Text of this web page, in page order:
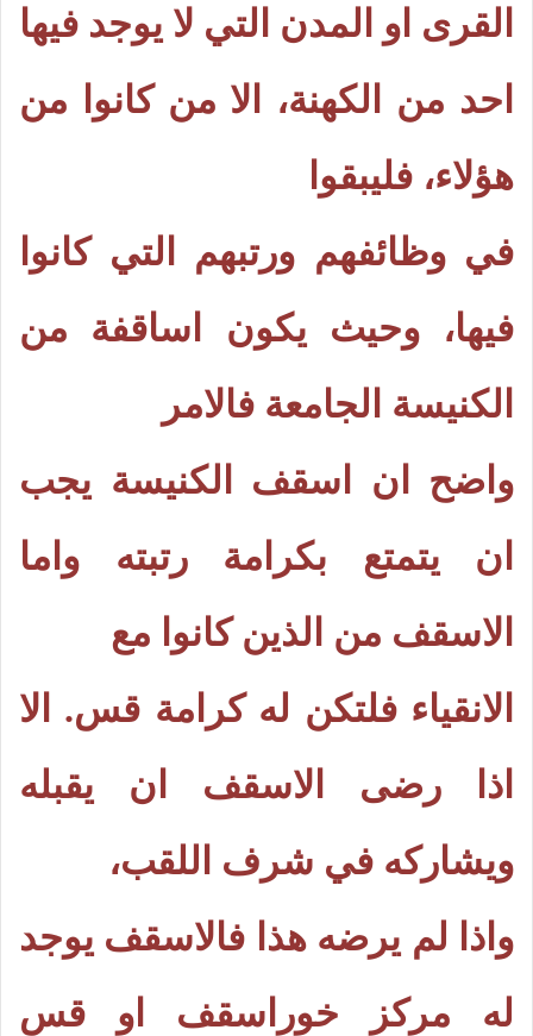
القرى او المدن التي لا يوجد فيها
احد من الكهنة، الا من كانوا من
هؤلاء، فليبقوا
في وظائفهم ورتبهم التي كانوا
فيها، وحيث يكون اساقفة من
الكنيسة الجامعة فالامر
واضح ان اسقف الكنيسة يجب
ان يتمتع بكرامة رتبته واما
الاسقف من الذين كانوا مع
الانقياء فلتكن له كرامة قس. الا
اذا رضى الاسقف ان يقبله
ويشاركه في شرف اللقب،
واذا لم يرضه هذا فالاسقف يوجد
له مركز خوراسقف او قس